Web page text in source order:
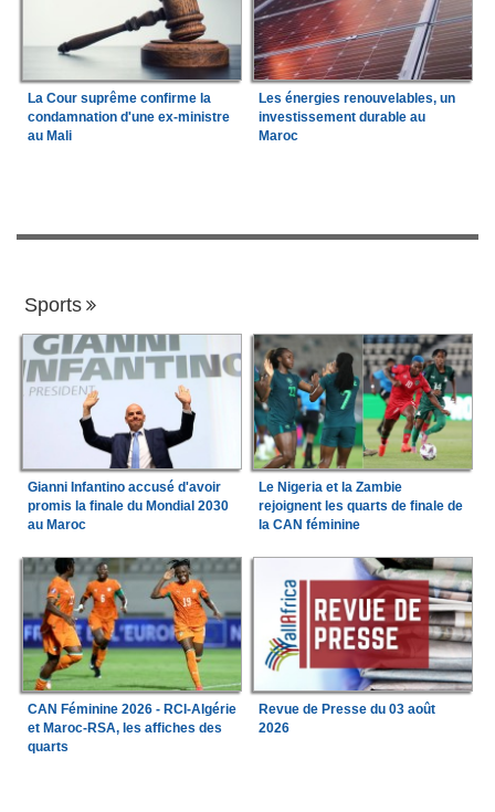
La Cour suprême confirme la
condamnation d'une ex-ministre
au Mali
Les énergies renouvelables, un
investissement durable au
Maroc
Sports
Gianni Infantino accusé d'avoir
promis la finale du Mondial 2030
au Maroc
Le Nigeria et la Zambie
rejoignent les quarts de finale de
la CAN féminine
CAN Féminine 2026 - RCI-Algérie
et Maroc-RSA, les affiches des
quarts
Revue de Presse du 03 août
2026